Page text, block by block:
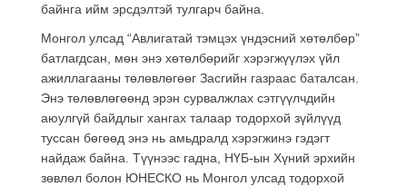
байнга ийм эрсдэлтэй тулгарч байна.
Монгол улсад “Авлигатай тэмцэх үндэсний хөтөлбөр”
батлагдсан, мөн энэ хөтөлбөрийг хэрэгжүүлэх үйл
ажиллагааны төлөвлөгөөг Засгийн газраас баталсан.
Энэ төлөвлөгөөнд эрэн сурвалжлах сэтгүүлчдийн
аюулгүй байдлыг хангах талаар тодорхой зүйлүүд
туссан бөгөөд энэ нь амьдралд хэрэгжинэ гэдэгт
найдаж байна. Түүнээс гадна, НҮБ-ын Хүний эрхийн
зөвлөл болон ЮНЕСКО нь Монгол улсад тодорхой